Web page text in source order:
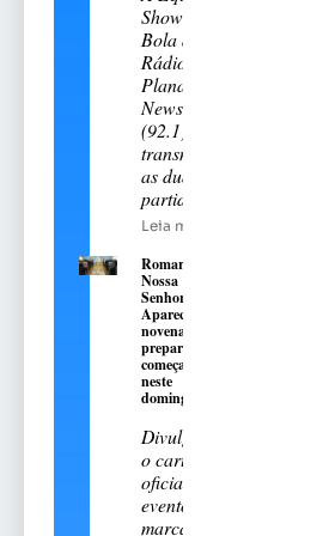
Show de
Bola da
Rádio
Planalto
News
(92.1)
transmitiu
as duas
partidas
Leia mais
Romaria de
Nossa
Senhora
Aparecida:
novena
preparatória
começa
neste
domingo, 9
Divulgado
o cartal
oficial do
evento
marcado